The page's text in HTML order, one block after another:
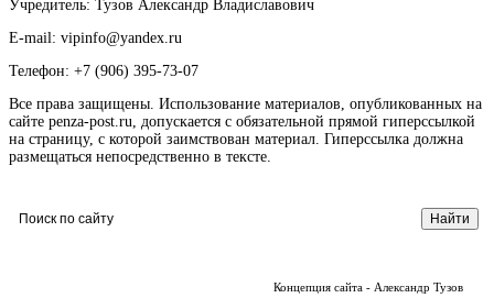
Учредитель: Тузов Александр Владиславович
E-mail: vipinfo@yandex.ru
Телефон: +7 (906) 395-73-07
Все права защищены. Использование материалов, опубликованных на
сайте penza-post.ru, допускается с обязательной прямой гиперссылкой
на страницу, с которой заимствован материал. Гиперссылка должна
размещаться непосредственно в тексте.
Концепция сайта - Александр Тузов